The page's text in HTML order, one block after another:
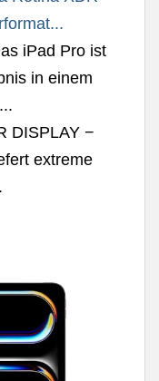
iPad Pro ist
in einem
DISPLAY −
extreme